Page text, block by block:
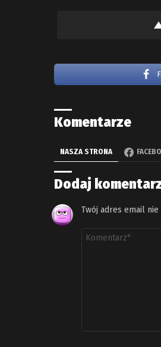
Komentarze
NASZA STRONA
Dodaj
Twój adres email
Komentarz